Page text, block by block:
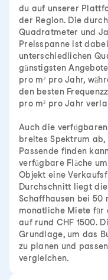
du auf unserer
der Region. Die
Quadratmeter und
Preisspanne ist
unterschiedlichen
günstigsten
pro m² pro Jahr,
den besten
pro m² pro Jahr
Auch die
breites Spektrum ab,
Passende finden
verfügbare Fläche
Objekt eine
Durchschnitt liegt
Schaffhausen bei 50
monatliche Miete für
auf rund CHF 1500.
Grundlage, um das
zu planen und
vergleichen.